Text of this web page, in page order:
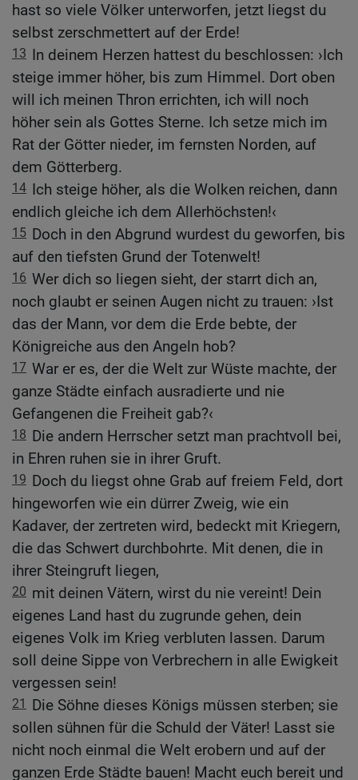
hast so viele Völker unterworfen, jetzt liegst du
selbst zerschmettert auf der Erde!
13 In deinem Herzen hattest du beschlossen: ›Ich
steige immer höher, bis zum Himmel. Dort oben
will ich meinen Thron errichten, ich will noch
höher sein als Gottes Sterne. Ich setze mich im
Rat der Götter nieder, im fernsten Norden, auf
dem Götterberg.
14 Ich steige höher, als die Wolken reichen, dann
endlich gleiche ich dem Allerhöchsten!‹
15 Doch in den Abgrund wurdest du geworfen, bis
auf den tiefsten Grund der Totenwelt!
16 Wer dich so liegen sieht, der starrt dich an,
noch glaubt er seinen Augen nicht zu trauen: ›Ist
das der Mann, vor dem die Erde bebte, der
Königreiche aus den Angeln hob?
17 War er es, der die Welt zur Wüste machte, der
ganze Städte einfach ausradierte und nie
Gefangenen die Freiheit gab?‹
18 Die andern Herrscher setzt man prachtvoll bei,
in Ehren ruhen sie in ihrer Gruft.
19 Doch du liegst ohne Grab auf freiem Feld, dort
hingeworfen wie ein dürrer Zweig, wie ein
Kadaver, der zertreten wird, bedeckt mit Kriegern,
die das Schwert durchbohrte. Mit denen, die in
ihrer Steingruft liegen,
20 mit deinen Vätern, wirst du nie vereint! Dein
eigenes Land hast du zugrunde gehen, dein
eigenes Volk im Krieg verbluten lassen. Darum
soll deine Sippe von Verbrechern in alle Ewigkeit
vergessen sein!
21
Die Söhne dieses Königs müssen sterben; sie
sollen sühnen für die Schuld der Väter! Lasst sie
nicht noch einmal die Welt erobern und auf der
ganzen Erde Städte bauen! Macht euch bereit und